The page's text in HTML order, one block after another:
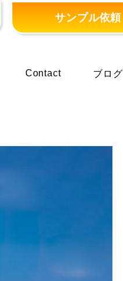
サンプル依頼
Contact ブログ